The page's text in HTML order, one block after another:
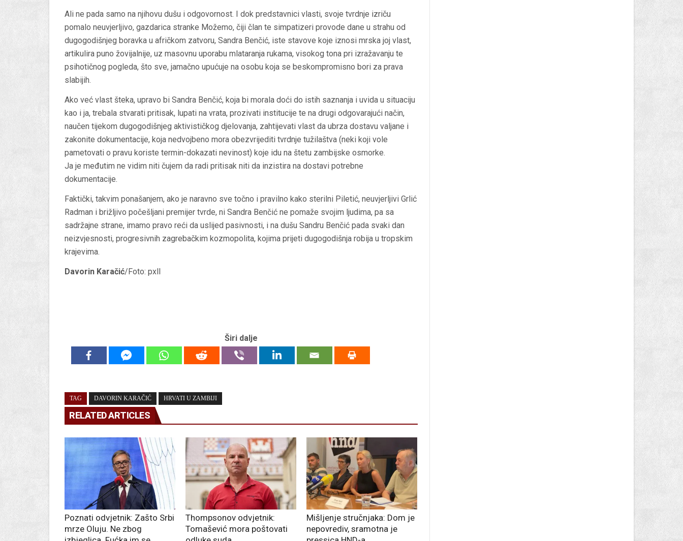
Ali ne pada samo na njihovu dušu i odgovornost. I dok predstavnici vlasti, svoje tvrdnje izriču
pomalo neuvjerljivo, gazdarica stranke Možemo, čiji član te simpatizeri provode dane u strahu od
dugogodišnjeg boravka u afričkom zatvoru, Sandra Benčić, iste stavove koje iznosi mrska joj vlast,
artikulira puno žovijalnije, uz masovnu uporabu mlataranja rukama, visokog tona pri izražavanju te
psihotičnog pogleda, što sve, jamačno upućuje na osobu koja se beskompromisno bori za prava
slabijih.
Ako već vlast šteka, upravo bi Sandra Benčić, koja bi morala doći do istih saznanja i uvida u situaciju
kao i ja, trebala stvarati pritisak, lupati na vrata, prozivati institucije te na drugi odgovarajući način,
naučen tijekom dugogodišnjeg aktivističkog djelovanja, zahtijevati vlast da ubrza dostavu valjane i
zakonite dokumentacije, koja nedvojbeno mora obezvrijediti tvrdnje tužilaštva (neki koji vole
pametovati o pravu koriste termin-dokazati nevinost) koje idu na štetu zambijske osmorke.
Ja je međutim ne vidim niti čujem da radi pritisak niti da inzistira na dostavi potrebne
dokumentacije.
Faktički, takvim ponašanjem, ako je naravno sve točno i pravilno kako sterilni Piletić, neuvjerljivi Grlić
Radman i brižljivo počešljani premijer tvrde, ni Sandra Benčić ne pomaže svojim ljudima, pa sa
sadržajne strane, imamo pravo reći da uslijed pasivnosti, i na dušu Sandru Benčić pada svaki dan
neizvjesnosti, progresivnih zagrebačkim kozmopolita, kojima prijeti dugogodišnja robija u tropskim
krajevima.
Davorin Karačić/Foto: pxll
Širi dalje
TAG DAVORIN KARAČIĆ HRVATI U ZAMBIJI
RELATED ARTICLES
Poznati odvjetnik: Zašto Srbi
mrze Oluju. Ne zbog
Thompsonov odvjetnik:
Tomašević mora poštovati
Mišljenje stručnjaka: Dom je
nepovrediv, sramotna je